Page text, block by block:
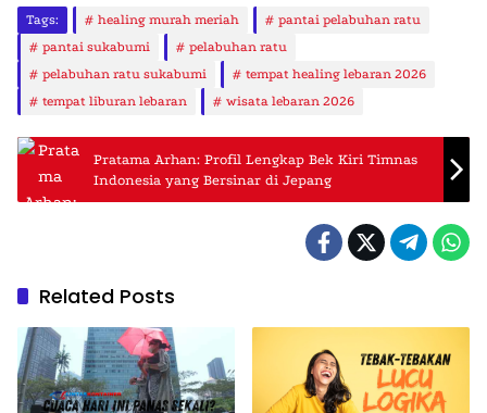
Tags: healing murah meriah
pantai pelabuhan ratu
pantai sukabumi
pelabuhan ratu
pelabuhan ratu sukabumi
tempat healing lebaran 2026
tempat liburan lebaran
wisata lebaran 2026
Pratama Arhan: Profil Lengkap Bek Kiri Timnas
Indonesia yang Bersinar di Jepang
Related Posts